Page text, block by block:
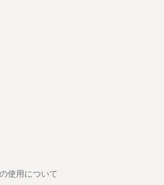
使用について